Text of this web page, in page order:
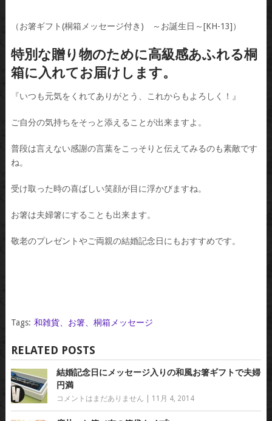
（お箸ギフト(桐箱メッセージ付き) ～お誕生日～[KH-13]）
特別な贈り物のために高級感あふれる桐
箱に入れてお届けします。
『いつも元気をくれてありがとう、これからもよろしく！』
ご自分の気持ちをそっと添えることが出来ますよ。
普段は言えない感謝の言葉をこっそりと伝えてみるのも素敵です
ね。
受け取った時の喜ばしい笑顔が目に浮かびますね。
お箸は夫婦箸にすることも出来ます。
敬老のプレゼントやご両親の結婚記念日にもおすすめです。
Tags: 和雑貨、お箸、桐箱メッセージ
RELATED POSTS
結婚記念日にメッセージ入りの和風お箸ギフトで夫婦
円満
コメントはまだありません 11月 4, 2014